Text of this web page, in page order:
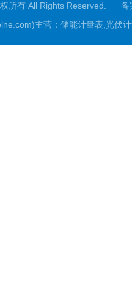
所有 All Rights Reserved.
备
主营：储能计量表,光伏